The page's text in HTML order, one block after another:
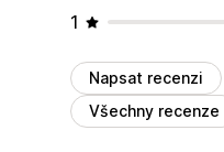
1
Napsat recenzi
Všechny recenze